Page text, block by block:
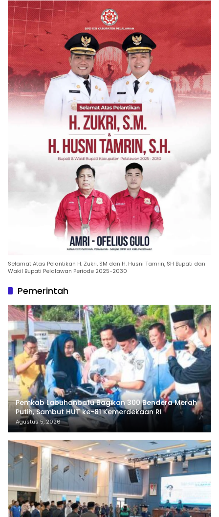
Selamat Atas Pelantikan H. Zukri, SM dan H. Husni Tamrin, SH Bupati dan
Wakil Bupati Pelalawan Periode 2025-2030
Pemerintah
Pemkab Labuhanbatu Bagikan 300 Bendera Merah
Putih, Sambut HUT ke-81 Kemerdekaan RI
Agustus 5, 2026